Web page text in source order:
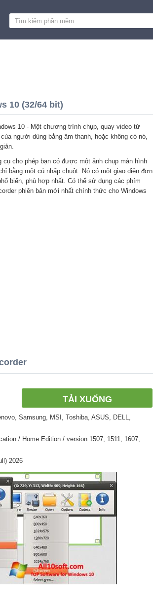
10 (32/64 bit)
10 - Một chương trình chụp, quay video từ
người dùng bằng âm thanh, hoặc không có nó,
cho phép bạn có được một ảnh chụp màn hình
bằng một cú nhấp chuột. Nó có một giao diện đơn
biến, phù hợp nhất. Có thể sử dụng các phím
phiên bản mới nhất chính thức cho Windows
TẢI XUỐNG
Samsung, MSI, Toshiba, ASUS, DELL,
/ Home Edition / version 1507, 1511, 1607,
2026